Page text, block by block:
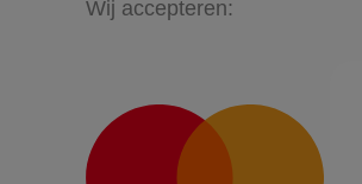
Wij accepteren: